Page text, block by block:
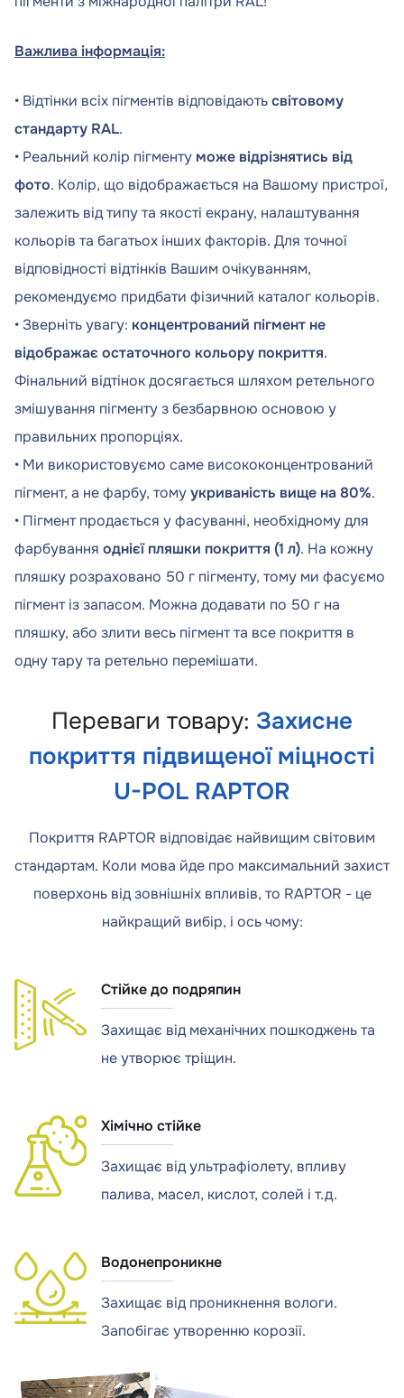
Важлива інформація:
• Відтінки всіх пігментів відповідаютьсвітовому
стандарту RAL.
• Реальний колір пігменту може відрізнятись від
фото. Колір, що відображається на Вашому пристрої,
залежить від типу та якості екрану, налаштування
кольорів та багатьох інших факторів. Для точної
відповідності відтінків Вашим очікуванням,
рекомендуємо придбати фізичний каталог кольорів.
• Зверніть увагу: концентрований пігмент не
відображає остаточного кольору покриття.
Фінальний відтінок досягається шляхом ретельного
змішування пігменту з безбарвною основою у
правильних пропорціях.
• Ми використовуємо саме висококонцентрований
пігмент, а не фарбу, томуукриваність вище на 80%.
• Пігмент продається у фасуванні, необхідному для
фарбування однієї пляшки покриття (1 л). На кожну
пляшку розраховано 50 г пігменту, тому ми фасуємо
пігмент із запасом. Можна додавати по 50 г на
пляшку, або злити весь пігмент та все покриття в
одну тару та ретельно перемішати.
Переваги товару: Захисне
покриття підвищеної міцності
U-POL RAPTOR
Покриття RAPTOR відповідає найвищим світовим
стандартам. Коли мова йде про максимальний захист
поверхонь від зовнішніх впливів, то RAPTOR - це
найкращий вибір, і ось чому:
Стійке до подряпин
Захищає від механічних пошкоджень та
не утворює тріщин.
Хімічно стійке
Захищає від ультрафіолету, впливу
палива, масел, кислот, солей і т.д.
Водонепроникне
Захищає від проникнення вологи.
Запобігає утворенню корозії.